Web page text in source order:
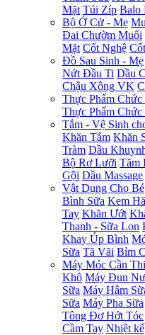
Mặt Túi Zíp Balo
Bộ Ở Cử - Mẹ
Đai Chườm Muối
Mặt Cốt Nghệ
Đồ Sau Sinh - Mẹ
Nứt Đầu Ti Dầu
Chậu Xông VK
Thực Phẩm Chức
Thực Phẩm
Tắm - Vệ Sinh
Khăn Tắm Khăn
Tràm Dầu
Bộ Rơ Lưỡi Tăm
Gội Dầu Massage
Vật Dụng Cho Bé
Bình Sữa Kem
Tay Khăn Ướt
Thanh - Sữa Lon
Khay Úp Bình
Sữa Tã Vãi Bỉm
Máy Móc Cần
Khô Máy Đun
Sữa Máy Hâm
Sữa Máy Pha Sữa
Tông Đơ Hớt Tóc
Cầm Tay Nhiệt kế